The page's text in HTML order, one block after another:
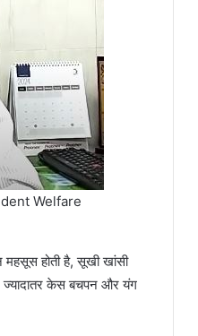
Welfare
होती है, सूखी खांसी
ज्यादातर केस बचपन और यंग